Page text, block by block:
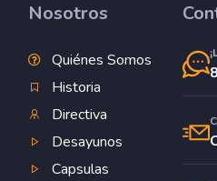
Nosotros
Quiénes Somos
Historia
Directiva
Desayunos
Capsulas